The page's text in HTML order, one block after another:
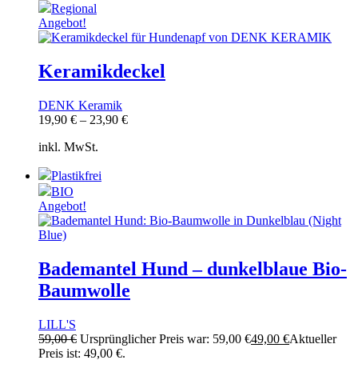
Regional
Angebot!
Keramikdeckel
DENK Keramik
19,90 € – 23,90 €
inkl. MwSt.
Plastikfrei
BIO
Angebot!
Bademantel Hund – dunkelblaue Bio-
Baumwolle
LILL'S
59,00€ Ursprünglicher Preis war: 59,00 €49,00 €Aktueller
Preis ist: 49,00 €.